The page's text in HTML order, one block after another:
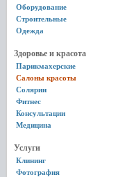
Оборудование
Строительные
Одежда
Здоровье и красота
Парикмахерские
Салоны красоты
Солярии
Фитнес
Консультации
Медицина
Услуги
Клининг
Фотография